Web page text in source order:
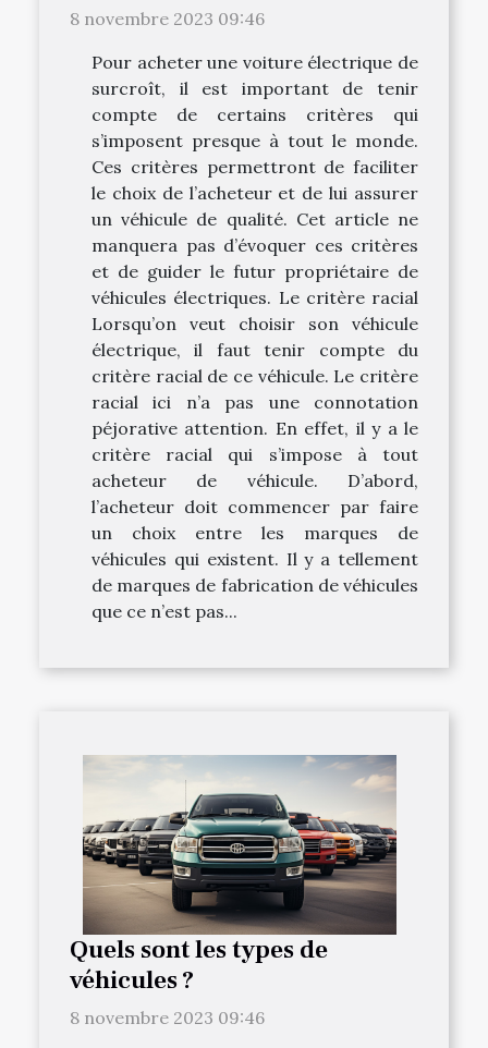
8 novembre 2023 09:46
Pour acheter une voiture électrique de
surcroît, il est important de tenir
compte de certains critères qui
s’imposent presque à tout le monde.
Ces critères permettront de faciliter
le choix de l’acheteur et de lui assurer
un véhicule de qualité. Cet article ne
manquera pas d’évoquer ces critères
et de guider le futur propriétaire de
véhicules électriques. Le critère racial
Lorsqu’on veut choisir son véhicule
électrique, il faut tenir compte du
critère racial de ce véhicule. Le critère
racial ici n’a pas une connotation
péjorative attention. En effet, il y a le
critère racial qui s’impose à tout
acheteur de véhicule. D’abord,
l’acheteur doit commencer par faire
un choix entre les marques de
véhicules qui existent. Il y a tellement
de marques de fabrication de véhicules
que ce n’est pas...
Quels sont les types de
véhicules ?
8 novembre 2023 09:46